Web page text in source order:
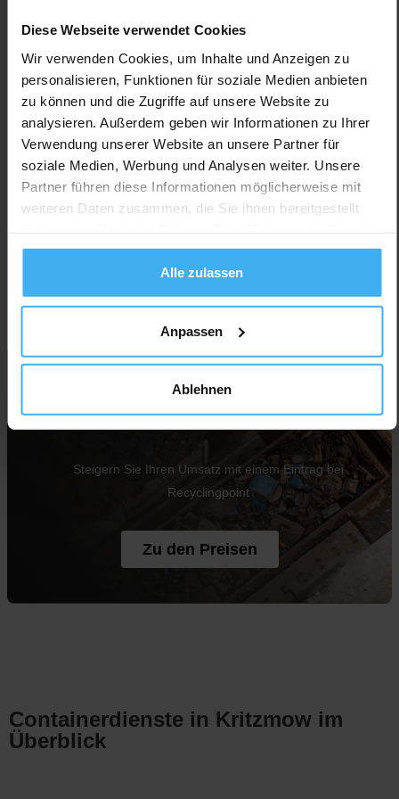
Diese Webseite verwendet Cookies
Wir verwenden Cookies, um Inhalte und Anzeigen zu
personalisieren, Funktionen für soziale Medien anbieten
zu können und die Zugriffe auf unsere Website zu
analysieren. Außerdem geben wir Informationen zu Ihrer
Verwendung unserer Website an unsere Partner für
soziale Medien, Werbung und Analysen weiter. Unsere
Partner führen diese Informationen möglicherweise mit
weiteren Daten zusammen, die Sie ihnen bereitgestellt
gesammelt haben.
Alle zulassen
Anpassen
Ablehnen
Filter zurücksetzten
Für Unternehmen
Jetzt Unternehmen eintragen
Steigern Sie Ihren Umsatz mit einem Eintrag bei
Recyclingpoint
Zu den Preisen
Containerdienste in Kritzmow im
Überblick